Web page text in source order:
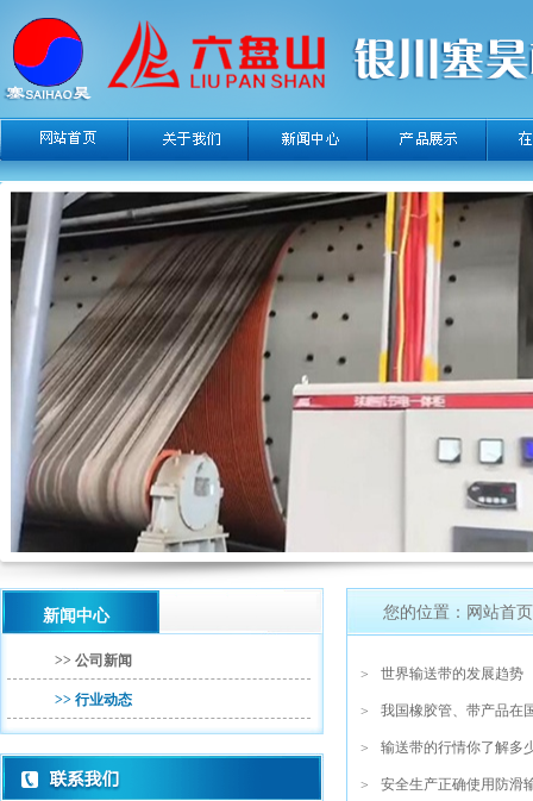
新闻中心
>> 公司新闻
>> 行业动态
您的位置：网站首
> 世界输送带的发展趋势
> 我国橡胶管、带产品在
> 输送带的行情你了解多
> 安全生产正确使用防滑